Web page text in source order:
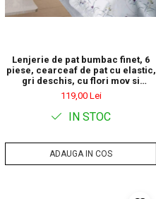
Lenjerie de pat bumbac finet, 6
piese, cearceaf de pat cu elastic,
gri deschis, cu flori mov si
albastre
119,00 Lei
IN STOC
ADAUGA IN COS